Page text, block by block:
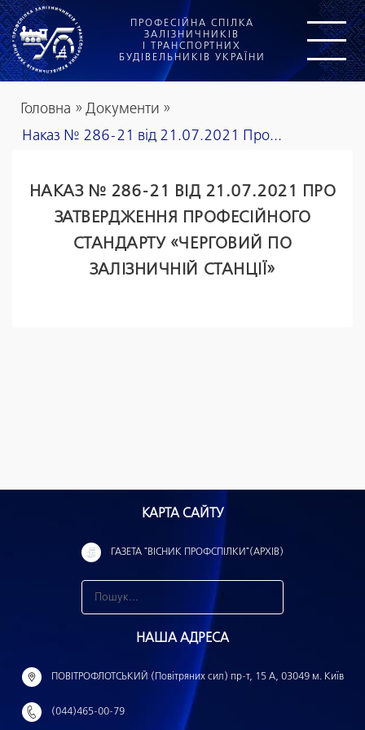
ПРОФЕСІЙНА СПІЛКА
ЗАЛІЗНИЧНИКІВ
І ТРАНСПОРТНИХ
БУДІВЕЛЬНИКІВ УКРАЇНИ
Головна » Документи »
Наказ № 286-21 від 21.07.2021 Про...
НАКАЗ № 286-21 ВІД 21.07.2021 ПРО
ЗАТВЕРДЖЕННЯ ПРОФЕСІЙНОГО
СТАНДАРТУ «ЧЕРГОВИЙ ПО
ЗАЛІЗНИЧНІЙ СТАНЦІЇ»
КАРТА САЙТУ
ГАЗЕТА "ВІСНИК ПРОФСПІЛКИ"(АРХІВ)
н
й
НАША АДРЕСА
ПОВІТРОФЛОТСЬКИЙ (Повітряних сил) пр-т, 15 А, 03049 м. Київ
(044)465-00-79